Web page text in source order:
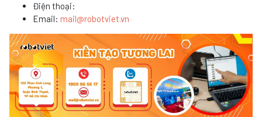
Điện thoại:
Email: mail@robotviet.vn